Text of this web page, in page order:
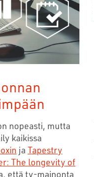
nopeasti, mutta
kaikissa
ja Tapestry
The longevity of
että tv-mainonta